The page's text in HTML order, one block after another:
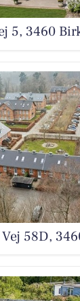
5, 3460
58D,